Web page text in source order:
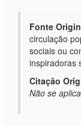
Fonte
circulação
sociais ou
inspiradoras
Citação
Não se